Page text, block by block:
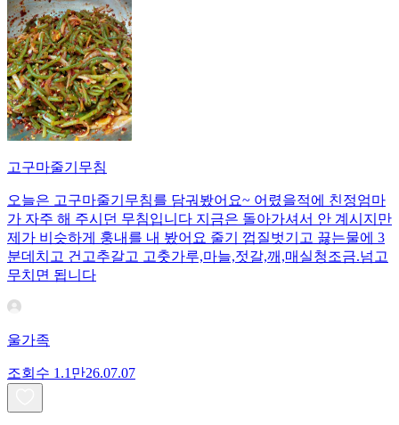
고구마줄기무침
오늘은 고구마줄기무침를 담궈봤어요~ 어렸을적에 친정엄마
가 자주 해 주시던 무침입니다 지금은 돌아가셔서 안 계시지만
제가 비슷하게 훙내를 내 봤어요 줄기 껍질벗기고 끓는물에 3
분데치고 건고추갈고 고춧가루,마늘,젓갈,깨,매실청조금.넘고
무치면 됩니다
울가족
조회수 1.1만26.07.07